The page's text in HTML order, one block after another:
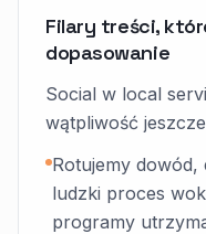
Filary treści,
dopasowanie
Social w local
wątpliwość
Rotujemy dowód,
ludzki proces
programy